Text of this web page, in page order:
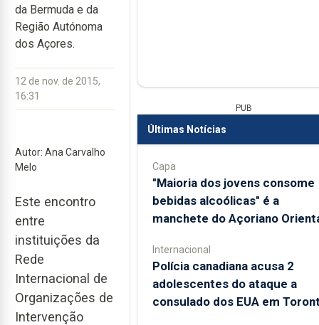
da Bermuda e da
Região Autónoma
dos Açores.
12 de nov. de 2015,
16:31
Autor: Ana Carvalho
Melo
Este encontro
entre
instituições da
Rede
Internacional de
Organizações de
Intervenção
PUB
Últimas Notícias
Capa
"Maioria dos jovens consome
bebidas alcoólicas" é a
manchete do Açoriano
Internacional
Polícia canadiana acusa 2
adolescentes do ataque a
consulado dos EUA em